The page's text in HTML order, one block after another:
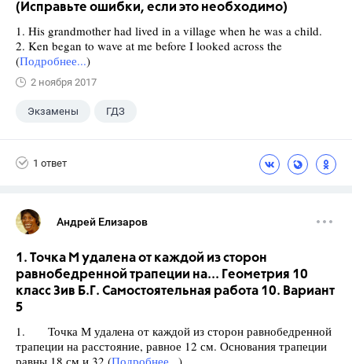
(Исправьте ошибки, если это необходимо)
1. His grandmother had lived in a village when he was a child.
2. Ken began to wave at me before I looked across the
(Подробнее...)
2 ноября 2017
Экзамены ГДЗ
1 ответ
Андрей Елизаров
1. Точка М удалена от каждой из сторон
равнобедренной трапеции на... Геометрия 10
класс Зив Б.Г. Самостоятельная работа 10. Вариант
5
1. Точка М удалена от каждой из сторон равнобедренной
трапеции на расстояние, равное 12 см. Основания трапеции
равны 18 см и 32 (Подробнее... )